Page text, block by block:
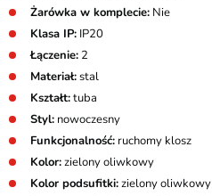
Żarówka w komplecie: Nie
Klasa IP: IP20
Łączenie: 2
Materiał:stal
Kształt:tuba
Styl: nowoczesny
Funkcjonalność: ruchomy klosz
Kolor:zielony oliwkowy
Kolor podsufitki:zielony oliwkowy